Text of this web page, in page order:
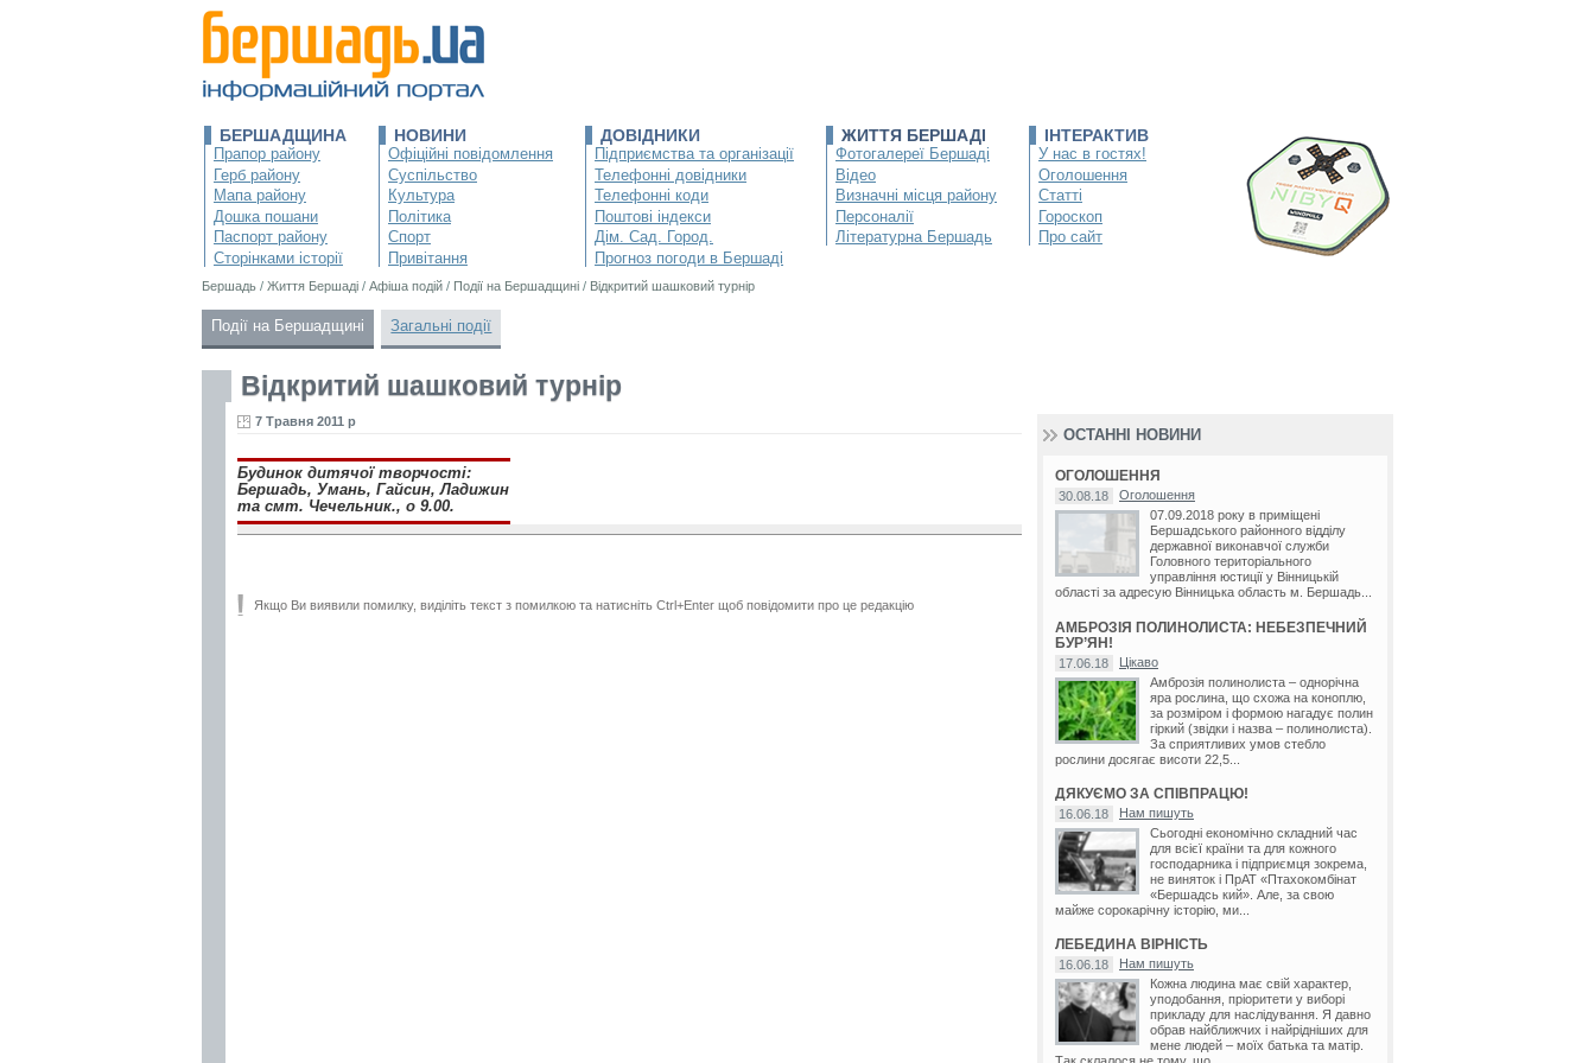
БЕРШАДЩИНА
Прапор району
Герб району
Мапа району
Дошка пошани
Паспорт району
Сторінками історії
НОВИНИ
Офіційні повідомлення
Суспільство
Культура
Політика
Спорт
Привітання
ДОВІДНИКИ
Підприємства та організації
Телефонні довідники
Телефонні коди
Поштові індекси
Дім. Сад. Город.
Прогноз погоди в Бершаді
ЖИТТЯ БЕРШАДІ
Фотогалереї Бершаді
Відео
Визначні місця району
Персоналії
Літературна Бершадь
ІНТЕРАКТИВ
У нас в гостях!
Оголошення
Статті
Гороскоп
Про сайт
Бершадь / Життя Бершаді / Афіша подій / Події на Бершадщині / Відкритий шашковий турнір
Події на Бершадщині Загальні події
Відкритий шашковий турнір
7 Травня 2011 р
Будинок дитячої творчості:
Бершадь, Умань, Гайсин, Ладижин
та смт. Чечельник., о 9.00.
Якщо Ви виявили помилку, виділіть текст з помилкою та натисніть Ctrl+Enter щоб повідомити про це редакцію
ОСТАННІ НОВИНИ
ОГОЛОШЕННЯ
30.08.18
Оголошення
07.09.2018 року в приміщені
Бершадського районного відділу
державної виконавчої служби
Головного територіального
управління юстиції у Вінницькій
області за адресую Вінницька область м. Бершадь...
АМБРОЗІЯ ПОЛИНОЛИСТА: НЕБЕЗПЕЧНИЙ
БУР’ЯН!
17.06.18
Цікаво
Амброзія полинолиста – однорічна
яра рослина, що схожа на коноплю,
за розміром і формою нагадує полин
гіркий (звідки і назва – полинолиста).
За сприятливих умов стебло
рослини досягає висоти 22,5...
ДЯКУЄМО ЗА СПІВПРАЦЮ!
16.06.18
Нам пишуть
Сьогодні економічно складний час
для всієї країни та для кожного
господарника і підприємця зокрема,
не виняток і ПрАТ «Птахокомбінат
«Бершадсь кий». Але, за свою
майже сорокарічну історію, ми...
ЛЕБЕДИНА ВІРНІСТЬ
16.06.18
Нам пишуть
Кожна людина має свій характер,
уподобання, пріоритети у виборі
прикладу для наслідування. Я давно
обрав найближчих і найрідніших для
мене людей – моїх батька та матір.